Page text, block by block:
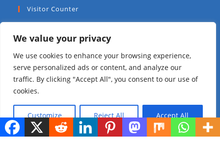
We value your privacy
We use cookies to enhance your browsing experience,
serve personalized ads or content, and analyze our
traffic. By clicking "Accept All", you consent to our use of
cookies.
Customize Reject All Accept All
Visitor Counter
This Week: 1027
Total Visitors: 47987